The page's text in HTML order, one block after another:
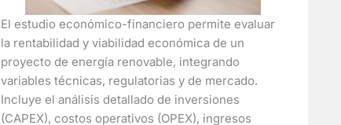
El estudio económico-financiero permite evaluar
la rentabilidad y viabilidad económica de un
proyecto de energía renovable, integrando
variables técnicas, regulatorias y de mercado.
Incluye el análisis detallado de inversiones
(CAPEX), costos operativos (OPEX), ingresos